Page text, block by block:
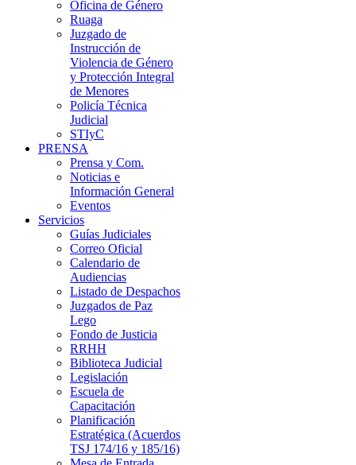
Oficina de Género
Ruaga
Juzgado de
Instrucción de
Violencia de Género
y Protección Integral
de Menores
Policía Técnica
Judicial
STIyC
PRENSA
Prensa y Com.
Noticias e
Información General
Eventos
Servicios
Guías Judiciales
Correo Oficial
Calendario de
Audiencias
Listado de Despachos
Juzgados de Paz
Lego
Fondo de Justicia
RRHH
Biblioteca Judicial
Legislación
Escuela de
Capacitación
Planificación
Estratégica (Acuerdos
TSJ 174/16 y 185/16)